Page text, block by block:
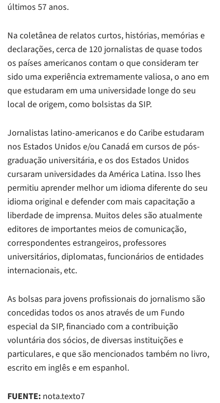
últimos 57 anos.
Na coletânea de relatos curtos, histórias, memórias e
declarações, cerca de 120 jornalistas de quase todos
os países americanos contam o que consideram ter
sido uma experiência extremamente valiosa, o ano em
que estudaram em uma universidade longe do seu
local de origem, como bolsistas da SIP.
Jornalistas latino-americanos e do Caribe estudaram
nos Estados Unidos e/ou Canadá em cursos de pós-
graduação universitária, e os dos Estados Unidos
cursaram universidades da América Latina. Isso lhes
permitiu aprender melhor um idioma diferente do seu
idioma original e defender com mais capacitação a
liberdade de imprensa. Muitos deles são atualmente
editores de importantes meios de comunicação,
correspondentes estrangeiros, professores
universitários, diplomatas, funcionários de entidades
internacionais, etc.
As bolsas para jovens profissionais do jornalismo são
concedidas todos os anos através de um Fundo
especial da SIP, financiado com a contribuição
voluntária dos sócios, de diversas instituições e
particulares, e que são mencionados também no livro,
escrito em inglês e em espanhol.
FUENTE: nota.texto7